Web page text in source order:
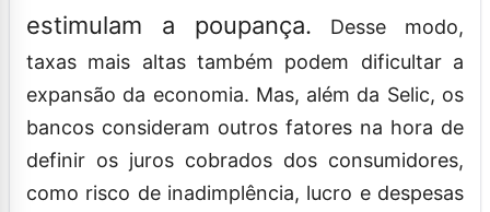
estimulam a poupança.
Desse modo,
taxas mais altas também podem dificultar a
expansão da economia. Mas, além da Selic, os
bancos consideram outros fatores na hora de
definir os juros cobrados dos consumidores,
como risco de inadimplência, lucro e despesas